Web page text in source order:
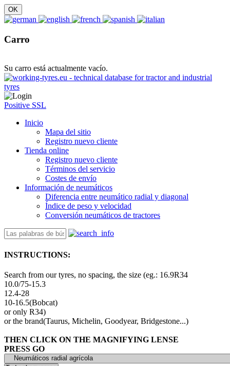
Carro
Su carro está actualmente vacío.
Positive SSL
Inicio
Mapa del sitio
Registro nuevo cliente
Tienda online
Registro nuevo cliente
Términos del servicio
Costes de envío
Información de neumáticos
Diferencia entre neumático radial y diagonal
Índice de peso y velocidad
Conversión neumáticos de tractores
INSTRUCTIONS:
Search from our tyres, no spacing, the size (eg.: 16.9R34
10.0/75-15.3
12.4-28
10-16.5(Bobcat)
or only R34)
or the brand(Taurus, Michelin, Goodyear, Bridgestone...)
THEN CLICK ON THE MAGNIFYING LENSE
PRESS GO